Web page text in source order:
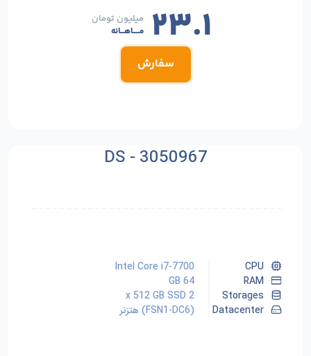
میلیون تومان
مـــــاهـــانه ۲۳.۱
سفارش
DS - 3050967
CPU
Intel Core i7-7700
RAM
64 GB
Storages
2 x 512 GB SSD
Datacenter
(FSN1-DC6) هتزنر